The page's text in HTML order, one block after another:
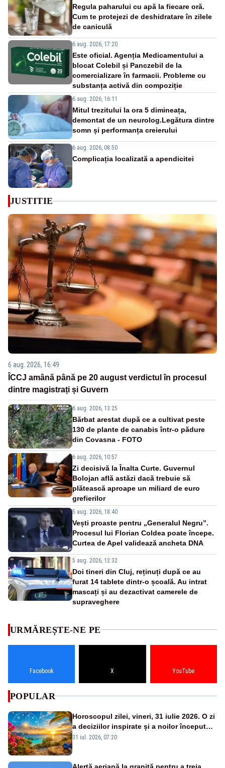
Regula paharului cu apă la fiecare oră.
Cum te protejezi de deshidratare în zilele
de caniculă
6 aug. 2026, 17:20
Este oficial. Agenția Medicamentului a
blocat Colebil și Panczebil de la
comercializare în farmacii. Probleme cu
substanța activă din compoziție
6 aug. 2026, 16:11
Mitul trezitului la ora 5 dimineața,
demontat de un neurolog.Legătura dintre
somn și performanța creierului
6 aug. 2026, 08:50
Complicația localizată a apendicitei
JUSTITIE
6 aug. 2026, 16:49
ÎCCJ amână până pe 20 august verdictul în procesul
dintre magistrați și Guvern
6 aug. 2026, 13:25
Bărbat arestat după ce a cultivat peste
130 de plante de canabis într-o pădure
din Covasna - FOTO
6 aug. 2026, 10:57
Zi decisivă la Înalta Curte. Guvernul
Bolojan află astăzi dacă trebuie să
plătească aproape un miliard de euro
grefierilor
5 aug. 2026, 18:40
Vești proaste pentru „Generalul Negru”.
Procesul lui Florian Coldea poate începe.
Curtea de Apel validează ancheta DNA
5 aug. 2026, 12:32
Doi tineri din Cluj, reținuți după ce au
furat 14 tablete dintr-o școală. Au intrat
mascați și au dezactivat camerele de
supraveghere
URMĂREȘTE-NE PE
Facebook X YouTube
POPULAR
Horoscopul zilei, vineri, 31 iulie 2026. O zi
a deciziilor inspirate și a noilor începuturi.
Vezi zodiile vizate
31 iul. 2026, 07:20
Alertă aeriană la graniță pentru a treia